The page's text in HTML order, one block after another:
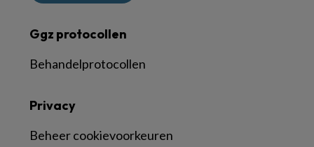
Ggz protocollen
Behandelprotocollen
Privacy
Beheer cookievoorkeuren